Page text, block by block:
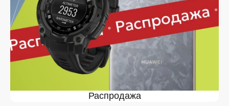
На нашей торговой платформе представлен широкий
выбор продукции. Среди ассортимента, как новинки
рынка, так и проверенные временем модели. Каждый
продукт в каталоге соответствует стандартам
качества. Вы можете выбрать и заказать Яндекс
Станция Лайт в Липецке в удобной конфигурации и с
доступной ценой.
Мы постоянно обновляем ассортимент, отслеживаем
наличие, поддерживаем актуальность информации,
касающейся цен и наличия. Благодаря этому клиенты
Распродажа